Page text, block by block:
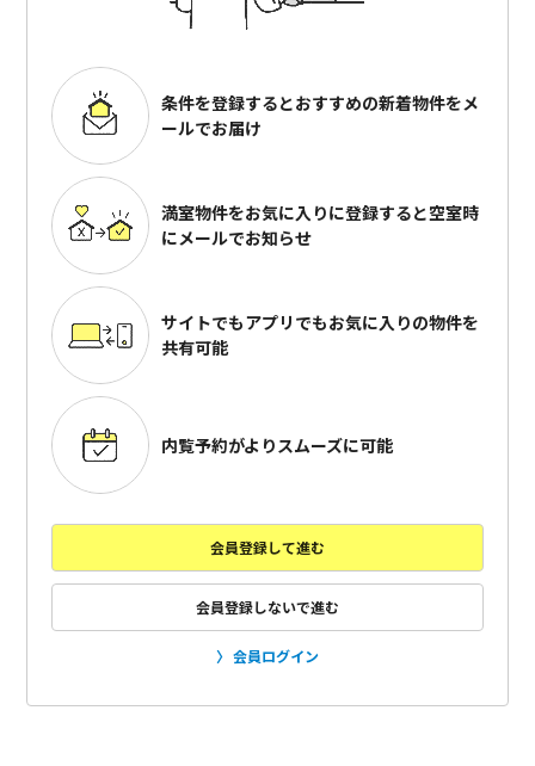
条件を登録するとおすすめの新着物件をメ
ールでお届け
満室物件をお気に入りに登録すると空室時
にメールでお知らせ
サイトでもアプリでもお気に入りの物件を
共有可能
内覧予約がよりスムーズに可能
会員登録して進む
会員登録しないで進む
会員ログイン